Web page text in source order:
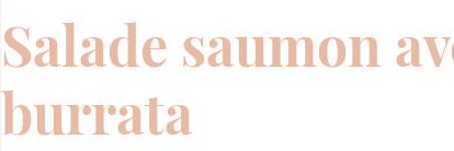
Salade saumon
burrata